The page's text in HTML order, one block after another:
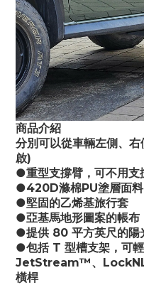
商品介紹
分別可以從車輛左側、
啟)
●重型支撐臂，可不用支
●420D滌棉PU塗層面料
●堅固的乙烯基旅行套
●亞基馬地形圖案的帳布
●提供 80 平方英尺的陽
●包括 T 型槽支架，可
JetStream™、
橫桿